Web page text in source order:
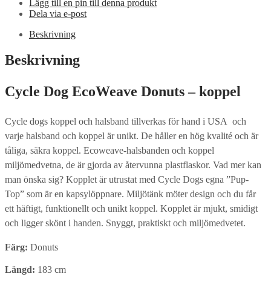
Lägg till en pin till denna produkt
Dela via e-post
Beskrivning
Beskrivning
Cycle Dog EcoWeave Donuts – koppel
Cycle dogs koppel och halsband tillverkas för hand i USA och
varje halsband och koppel är unikt. De håller en hög kvalité och är
tåliga, säkra koppel. Ecoweave-halsbanden och koppel
miljömedvetna, de är gjorda av återvunna plastflaskor. Vad mer kan
man önska sig? Kopplet är utrustat med Cycle Dogs egna ”Pup-
Top” som är en kapsylöppnare. Miljötänk möter design och du får
ett häftigt, funktionellt och unikt koppel. Kopplet är mjukt, smidigt
och ligger skönt i handen. Snyggt, praktiskt och miljömedvetet.
Färg: Donuts
Längd: 183 cm